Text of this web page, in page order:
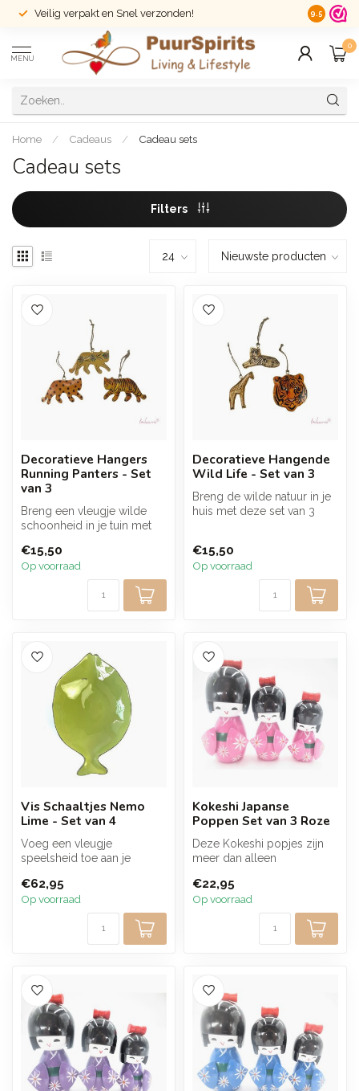
Veilig verpakt en Snel verzonden! 14 dagen
9.5
MENU
0
Home / Cadeaus / Cadeau sets
Cadeau sets
Filters
Decoratieve Hangers
Running Panters - Set
van 3
Breng een vleugje wilde
schoonheid in je tuin met
panters...
€15,50
Op voorraad
Decoratieve Hangende
Wild Life - Set van 3
Breng de wilde natuur in je
huis met deze set van 3
€15,50
Op voorraad
Vis Schaaltjes Nemo
Lime - Set van 4
Voeg een vleugje
speelsheid toe aan je
charmante set van 4...
€62,95
Op voorraad
Kokeshi Japanse
Poppen Set van 3 Roze
Deze Kokeshi popjes zijn
meer dan alleen
dragen de betek...
€22,95
Op voorraad